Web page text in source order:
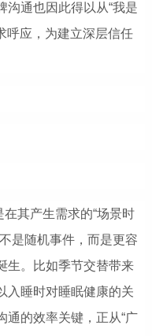
沟通也因此得以从“我是
呼应，为建立深层信任
其产生需求的“场景时
是随机事件，而是更容
生。比如季节交替带来
入睡时对睡眠健康的关
通的效率关键，正从“广